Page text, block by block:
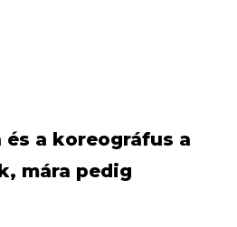
a koreográfus a
mára pedig